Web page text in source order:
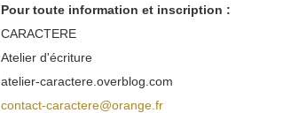
Pour toute information et inscription :
CARACTERE
Atelier d'écriture
atelier-caractere.overblog.com
contact-caractere@orange.fr